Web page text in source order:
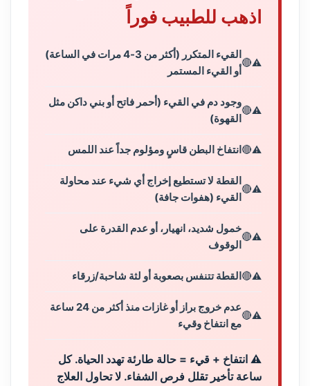
اذهب للطبيب فوراً
🔴
القيء المتكرر (أكثر من 3-4 مرات في الساعة)
أو القيء المستمر
🔴
وجود دم في القيء (أحمر فاتح أو بني داكن مثل
القهوة)
🔴انتفاخ البطن قاسٍ ومؤلوم جداً عند اللمس
🔴
القطة لا تستطيع إخراج أي شيء عند محاولة
القيء (هفوات جافة)
🔴
خمول شديد، انهيار، أو عدم القدرة على
الوقوف
🔴القطة تتنفس بصعوبة أو لثة شاحبة/زرقاء
🔴
عدم خروج براز أو غازات منذ أكثر من 24 ساعة
مع انتفاخ وقيء
⚠️ انتفاخ + قيء = حالة طارئة تهدد الحياة. كل
ساعة تأخير تقلل فرص الشفاء. لا تحاول العلاج